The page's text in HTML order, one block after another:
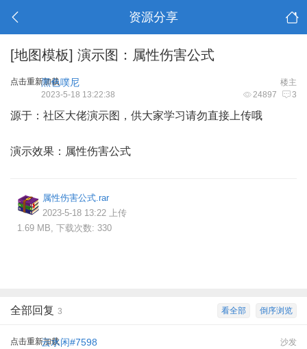
资源分享
[地图模板] 演示图：属性伤害公式
点击重新加载 楼主
黑色噗尼
24897 3
2023-5-18 13:22:38
源于：社区大佬演示图，供大家学习请勿直接上传哦
演示效果：属性伤害公式
属性伤害公式.rar
2023-5-18 13:22 上传
1.69 MB, 下载次数: 330
倒序浏览
看全部
全部回复 3
点击重新加载 沙发
云水闲#7598